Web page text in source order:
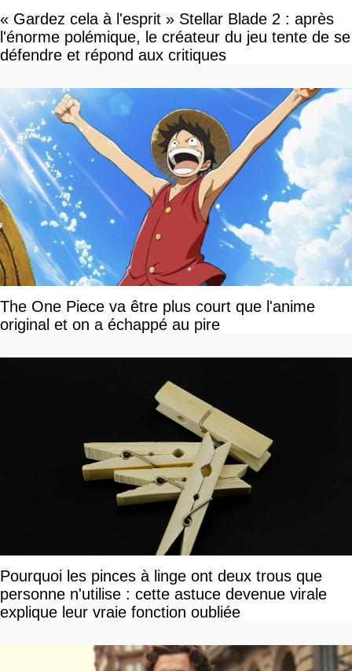
« Gardez cela à l'esprit » Stellar Blade 2 : après
l'énorme polémique, le créateur du jeu tente de se
défendre et répond aux critiques
The One Piece va être plus court que l'anime
original et on a échappé au pire
Pourquoi les pinces à linge ont deux trous que
personne n'utilise : cette astuce devenue virale
explique leur vraie fonction oubliée